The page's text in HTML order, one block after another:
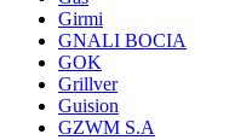
Girmi
GNALI BOCIA
GOK
Grillver
Guision
GZWM S.A